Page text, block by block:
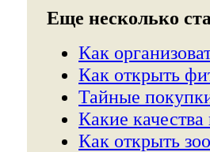
Еще несколько
Как
Как открыть
Тайные
Какие
Как открыть